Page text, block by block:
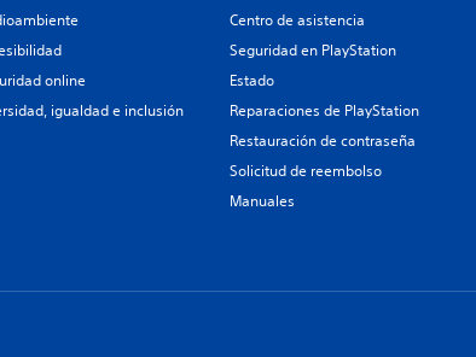
online
igualdad e inclusión
Centro de asistencia
Seguridad en PlayStation
Estado
Reparaciones de PlayStation
Restauración de contraseña
Solicitud de reembolso
Manuales